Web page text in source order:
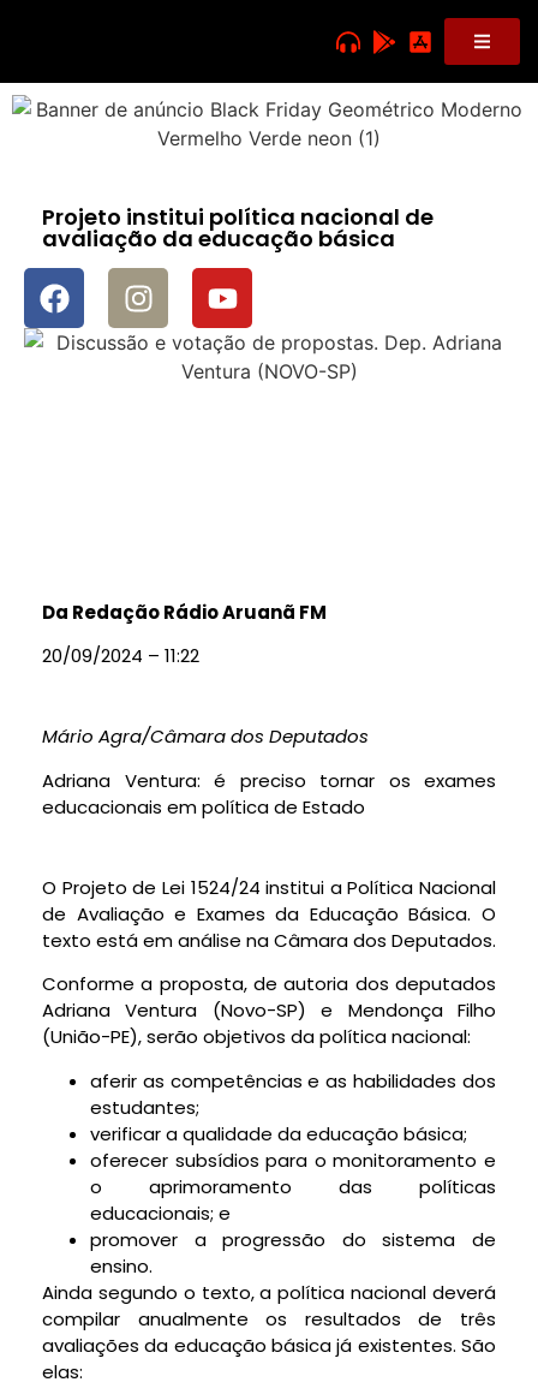
Projeto institui política nacional de
avaliação da educação básica
Da Redação Rádio Aruanã FM
20/09/2024 – 11:22
Mário Agra/Câmara dos Deputados
Adriana Ventura: é preciso tornar os exames
educacionais em política de Estado
O Projeto de Lei 1524/24 institui a Política Nacional
de Avaliação e Exames da Educação Básica. O
texto está em análise na Câmara dos Deputados.
Conforme a proposta, de autoria dos deputados
Adriana Ventura (Novo-SP) e Mendonça Filho
(União-PE), serão objetivos da política nacional:
aferir as competências e as habilidades dos
estudantes;
verificar a qualidade da educação básica;
oferecer subsídios para o monitoramento e
o aprimoramento das políticas
educacionais; e
promover a progressão do sistema de
ensino.
Ainda segundo o texto, a política nacional deverá
compilar anualmente os resultados de três
avaliações da educação básica já existentes. São
elas: